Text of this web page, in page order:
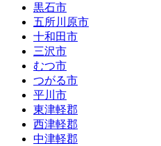
黒石市
五所川原市
十和田市
三沢市
むつ市
つがる市
平川市
東津軽郡
西津軽郡
中津軽郡